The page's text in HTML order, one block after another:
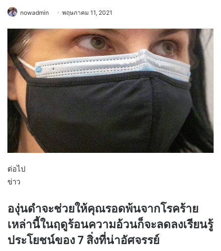
nowadmin พฤษภาคม 11, 2021
ต่อไป
ข่าว
องุ่นดำจะช่วยให้คุณรอดพ้นจากโรคร้าย
เหล่านี้ในฤดูร้อนความอ้วนก็จะลดลงเรียนรู้
ประโยชน์ของ 7 สิ่งที่น่าอัศจรรย์